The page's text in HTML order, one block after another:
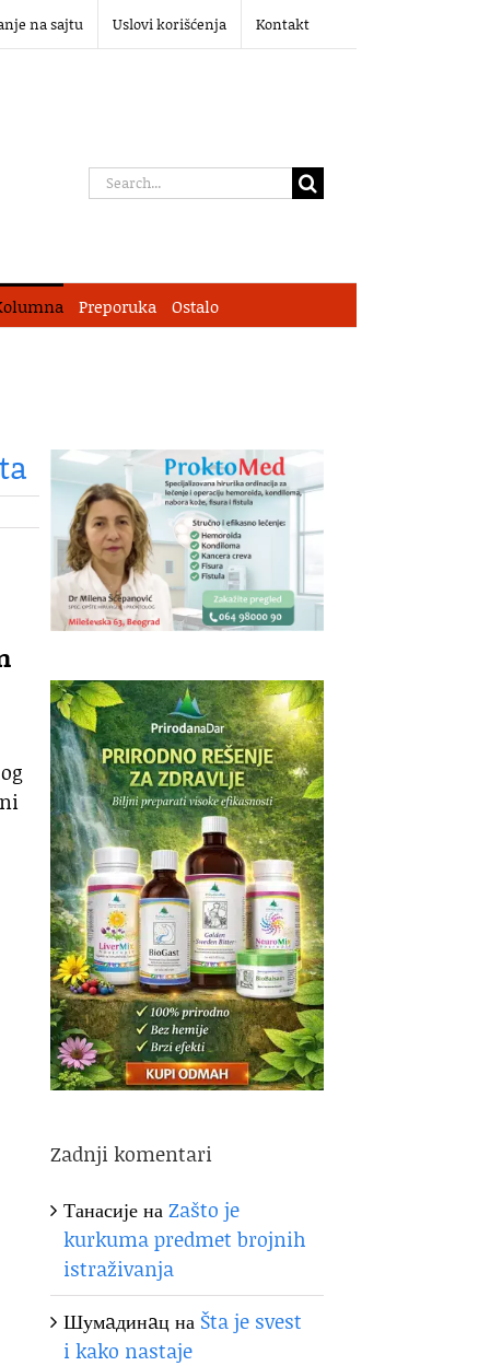
na sajtu Uslovi korišćenja Kontakt
Search
Preporuka Ostalo
Zadnji komentari
ТанасијенаZašto je
kurkuma predmet brojnih
istraživanja
Шумaдинaцна Šta je svest
i kako nastaje